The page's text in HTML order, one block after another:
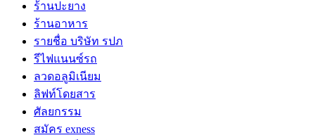
ร้านปะยาง
ร้านอาหาร
รายชื่อ บริษัท รปภ
รีไฟแนนซ์รถ
ลวดอลูมิเนียม
ลิฟท์โดยสาร
ศัลยกรรม
สมัคร exness